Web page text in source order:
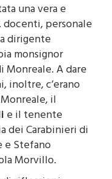
presso la
una vera e
personale
dirigente
monsignor
A dare
c’erano
il
e il tenente
Carabinieri di
e Stefano